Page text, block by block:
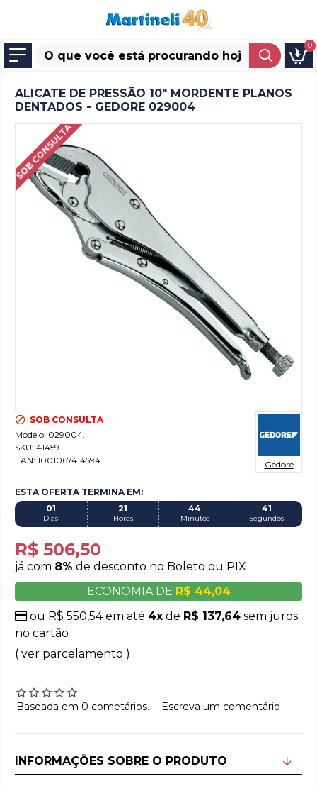
0
ALICATE DE PRESSÃO 10" MORDENTE PLANOS
DENTADOS - GEDORE 029004
SOB CONSULTA
SOB CONSULTA
Modelo: 029004.
SKU: 41459
EAN: 1001067414594 Gedore
Baseada em 0 cometários. - Escreva um comentário
ESTA OFERTA TERMINA EM:
01
Dias
21
Horas
44
Minutos
40
Segundos
R$ 506,50
já com 8% de desconto no Boleto ou PIX
ECONOMIA DE R$ 44,04
ou R$ 550,54 em até 4x de R$ 137,64 sem juros
no cartão
( ver parcelamento )
INFORMAÇÕES SOBRE O PRODUTO